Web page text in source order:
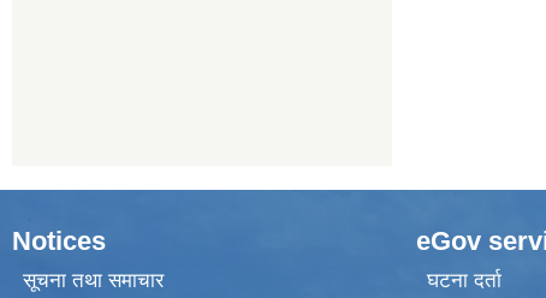
Notices
सूचना तथा समाचार
eGov
घटना दर्ता